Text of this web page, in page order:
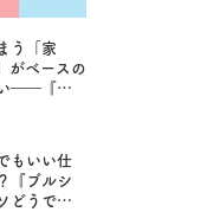
う「家
がベースの
い――『母
いう牢
もいい仕
『ブルシ
どうでも